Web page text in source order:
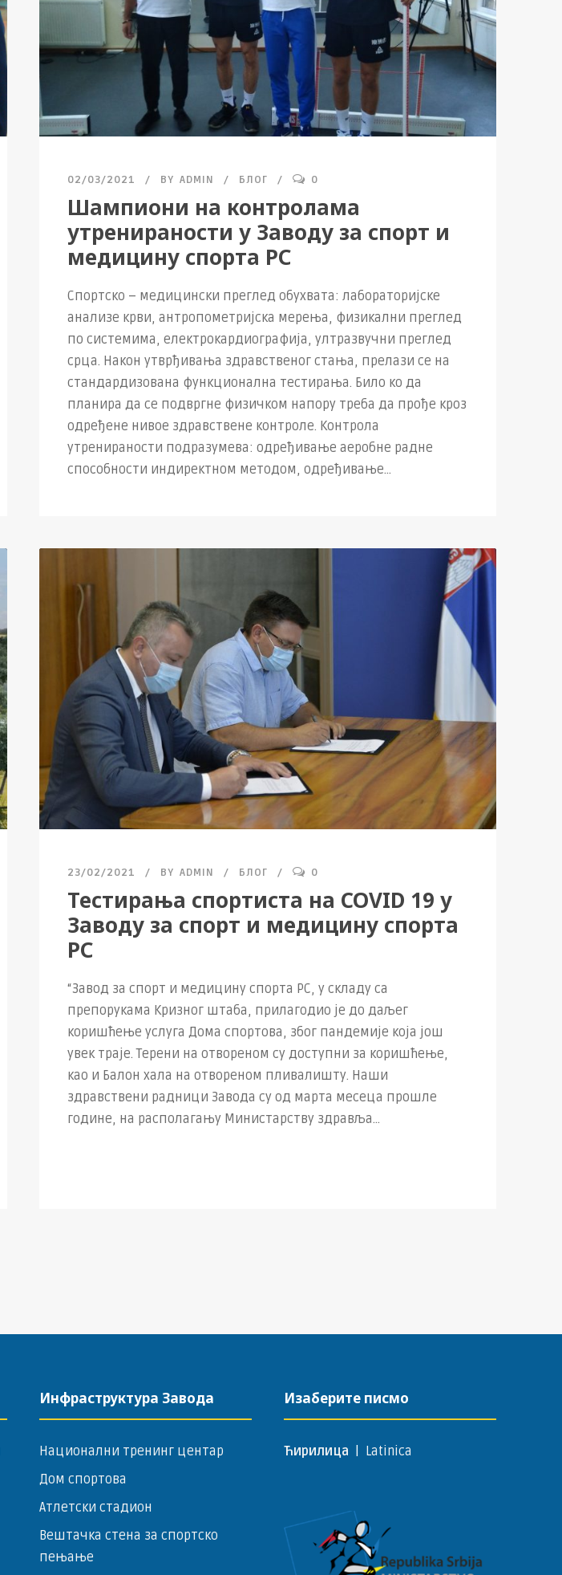
02/03/2021 BY ADMIN БЛОГ 0
Шампиони на контролама
утренираности у Заводу за спорт и
медицину спорта РС
Спортско – медицински преглед обухвата: лабораторијске
анализе крви, антропометријска мерења, физикални преглед
по системима, електрокардиографија, ултразвучни преглед
срца. Након утврђивања здравственог стања, прелази се на
стандардизована функционална тестирања. Било ко да
планира да се подвргне физичком напору треба да прође кроз
одређене нивое здравствене контроле. Контрола
утренираности подразумева: одређивање аеробне радне
способности индиректном методом, одређивање...
23/02/2021 BY ADMIN БЛОГ 0
Тестирања спортиста на COVID 19 у
Заводу за спорт и медицину спорта
РС
“Завод за спорт и медицину спорта РС, у складу са
препорукама Кризног штаба, прилагодио је до даљег
коришћење услуга Дома спортова, због пандемије која још
увек траје. Терени на отвореном су доступни за коришћење,
као и Балон хала на отвореном пливалишту. Наши
здравствени радници Завода су од марта месеца прошле
године, на располагању Министарству здравља...
Инфраструктура Завода
Национални тренинг центар
Дом спортова
Атлетски стадион
Вештачка стена за спортско
пењање
Изаберите писмо
Ћирилица Latinica